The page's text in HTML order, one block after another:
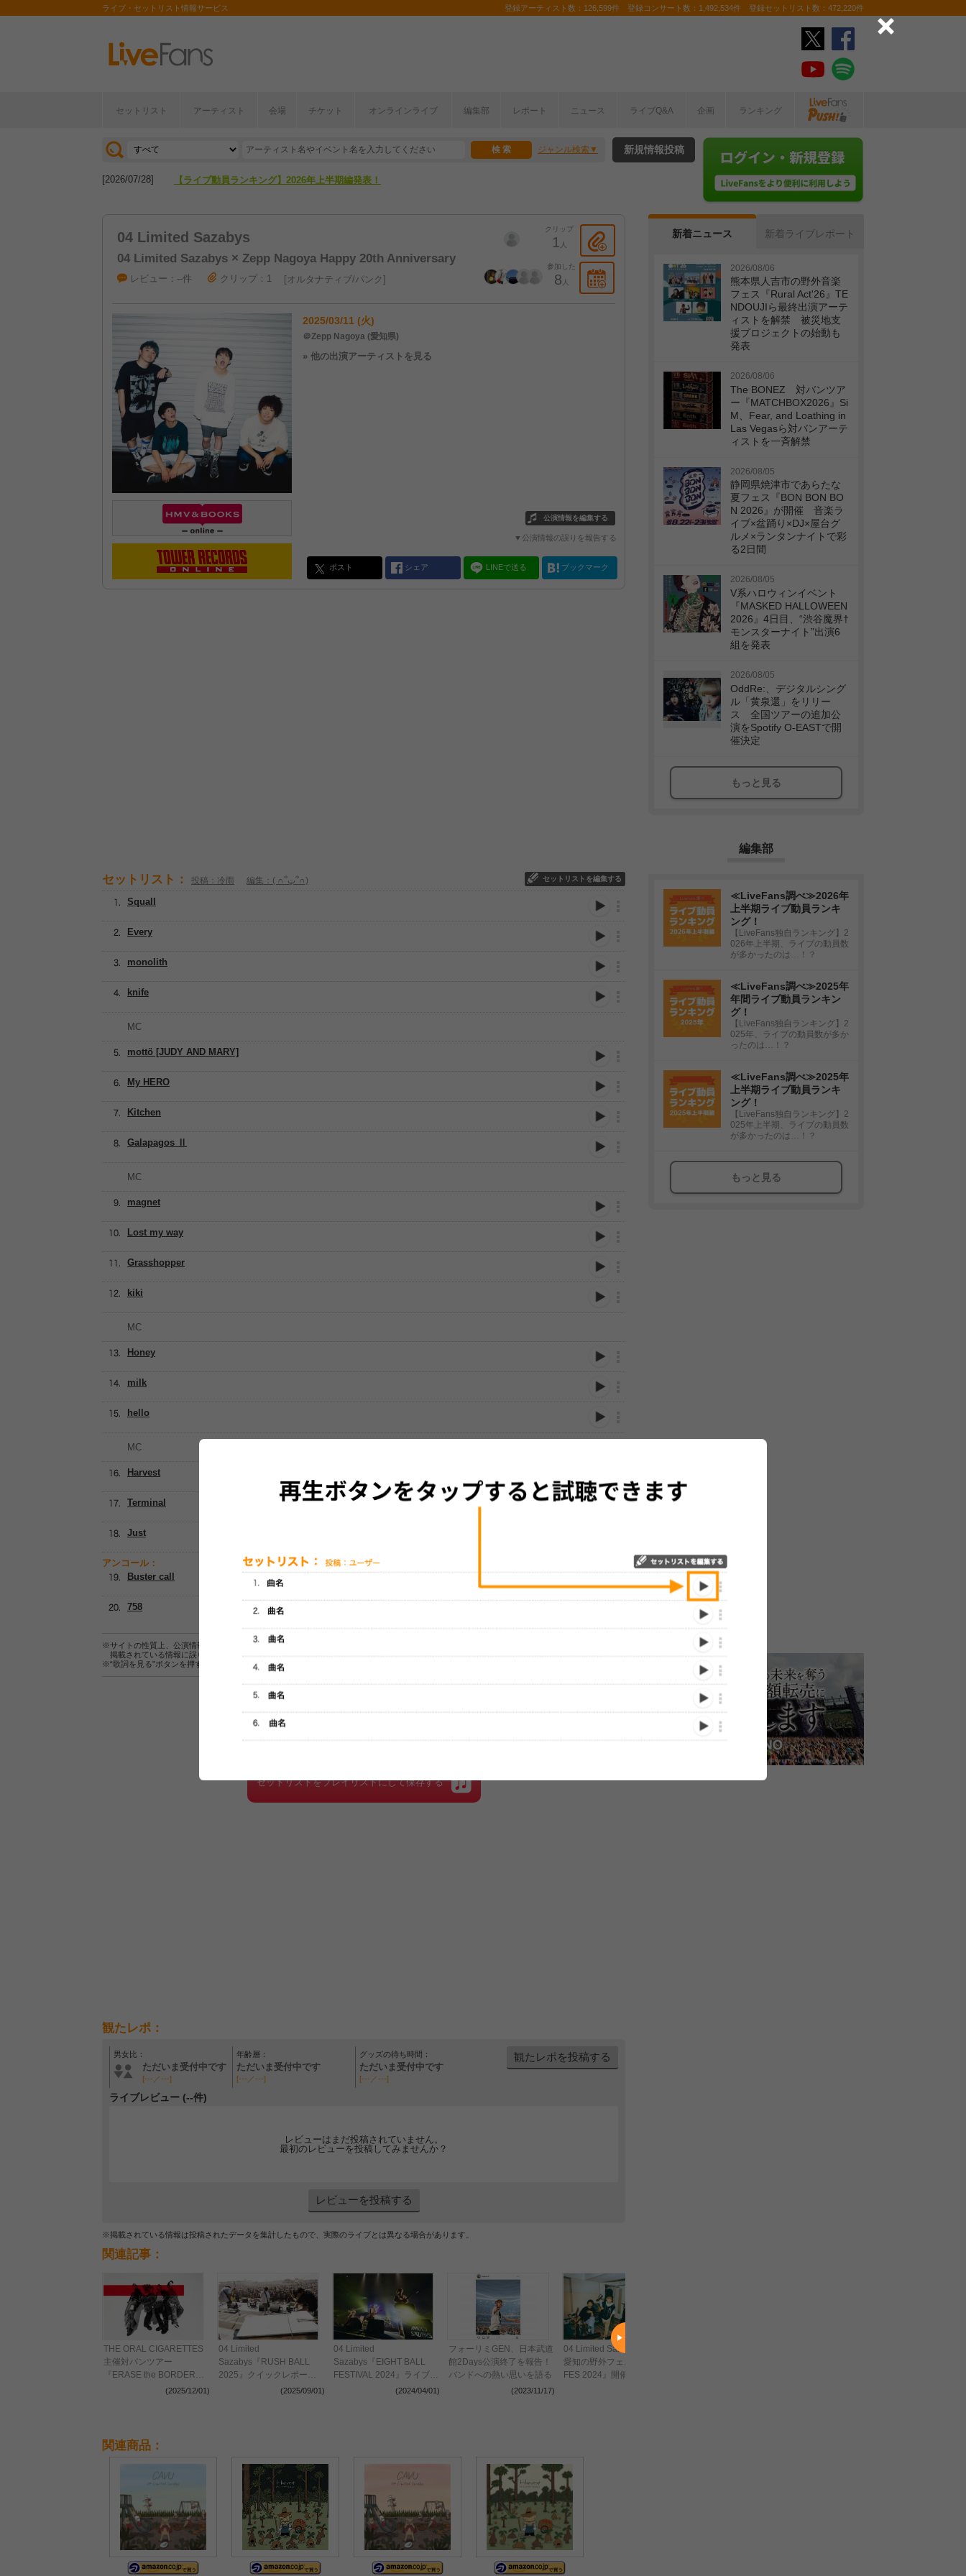
ライブ・セットリスト情報サービス 登録アーティスト数：126,599件 登録コンサート数：1,492,534件 登録セットリスト数：472,220件
セットリスト アーティスト 会場 チケット オンラインライブ 編集部 レポート ニュース ライブQ&A 企画 ランキング
ジャンル検索
[2026/04/27] 【フェス特集2026】フェス情報はここから！
[2026/07/28] 【ライブ動員ランキング】2026年上半期編発表！
新規情報投稿
04 Limited Sazabys
04 Limited Sazabys × Zepp Nagoya Happy 20th Anniversary
クリップ
1 人
参加した
8 人
レビュー：--件 クリップ：1 オルタナティブ/パンク
2025/03/11 (火)
＠Zepp Nagoya (愛知県)
» 他の出演アーティストを見る
公演情報を編集する
▼公演情報の誤りを報告する
ポスト シェア LINEで送る ブックマーク
セットリスト： 投稿：冷雨 編集：( ∩՞ټ՞∩) セットリストを編集する
knife
MC
Galapagos Ⅱ
MC
Lost my way
Squall
mottö [JUDY AND MARY]
My HERO
Kitchen
Every
magnet
monolith
Grasshopper
kiki
MC
Honey
milk
hello
MC
Harvest
Terminal
Just
アンコール：
Buster call
758
※サイトの性質上、公演情報およびセットリスト情報の正確性は保証されませんので、あらかじめご了承ください。
掲載されている情報に誤りがある場合は、
※“歌詞を見る”ボタンを押すと、株式会社ページワンが運営する歌詞サイト「
▼セットリストの誤りを報告する
セットリストをプレイリストにして保存する
観たレポ：
男女比：
ただいま受付中です
[---／---]
年齢層：
ただいま受付中です
[---／---]
グッズの待ち時間：
ただいま受付中です
[---／---]
観たレポを投稿する
ライブレビュー (--件)
レビューはまだ投稿されていません。
最初のレビューを投稿してみませんか？
レビューを投稿する
※掲載されている情報は投稿されたデータを集計したもので、実際のライブとは異なる場合があります。
関連記事：
THE ORAL CIGARETTES
主催対バンツアー
『ERASE the BORDER
TOUR 2026』全出演者を
(2025/12/01)
04 Limited
Sazabys『RUSH BALL
2025』クイックレポート
ーー「フェニックスは何度
(2025/09/01)
04 Limited
Sazabys『EIGHT BALL
FESTIVAL 2024』ライブレ
ポートーー「俺たちバンド
(2024/04/01)
フォーリミGEN、日本武道
館2Days公演終了を報告！
バンドへの熱い思いを語る
(2023/11/17)
04 Limited Sazabys主催
愛知の野外フェス『YON
FES 2024』開催が決定
関連商品：
新着ニュース 新着ライブレポート
2026/08/06
熊本県人吉市の野外音楽
フェス『Rural Act'26』TE
NDOUJIら最終出演アーテ
ィストを解禁 被災地支
援プロジェクトの始動も
発表
2026/08/06
The BONEZ 対バンツア
ー『MATCHBOX2026』Si
M、Fear, and Loathing in
Las Vegasら対バンアーテ
ィストを一斉解禁
2026/08/05
静岡県焼津市であらたな
夏フェス『BON BON BO
N 2026』が開催 音楽ラ
イブ×盆踊り×DJ×屋台グ
ルメ×ランタンナイトで彩
る2日間
2026/08/05
V系ハロウィンイベント
『MASKED HALLOWEEN
2026』4日目、“渋谷魔界†
モンスターナイト”出演6
組を発表
2026/08/05
OddRe:、デジタルシング
ル「黄泉還」をリリー
ス 全国ツアーの追加公
演をSpotify O-EASTで開
催決定
もっと見る
編集部
≪LiveFans調べ≫2026年
上半期ライブ動員ランキ
ング！
【LiveFans独自ランキング】2
026年上半期、ライブの動員数
が多かったのは…！？
≪LiveFans調べ≫2025年
年間ライブ動員ランキン
グ！
【LiveFans独自ランキング】2
025年、ライブの動員数が多か
ったのは…！？
≪LiveFans調べ≫2025年
上半期ライブ動員ランキ
ング！
【LiveFans独自ランキング】2
025年上半期、ライブの動員数
が多かったのは…！？
もっと見る